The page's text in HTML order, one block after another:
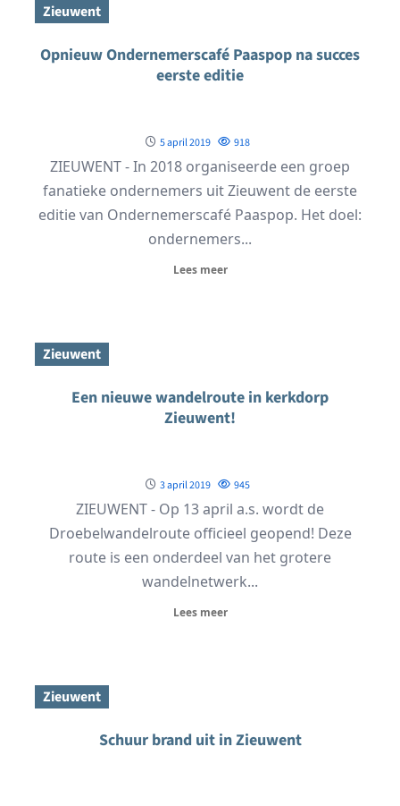
Zieuwent
Opnieuw Ondernemerscafé Paaspop na succes
eerste editie
5 april 2019 918
ZIEUWENT - In 2018 organiseerde een groep
fanatieke ondernemers uit Zieuwent de eerste
editie van Ondernemerscafé Paaspop. Het doel:
ondernemers...
Lees meer
Zieuwent
Een nieuwe wandelroute in kerkdorp
Zieuwent!
3 april 2019 945
ZIEUWENT - Op 13 april a.s. wordt de
Droebelwandelroute officieel geopend! Deze
route is een onderdeel van het grotere
wandelnetwerk...
Lees meer
Zieuwent
Schuur brand uit in Zieuwent